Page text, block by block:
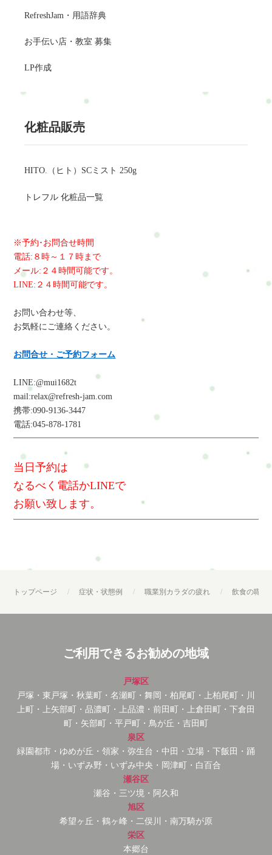
RefreshJam・用語辞典
お手伝い店・教室 募集
LP作成
化粧品販売
HITO.（ヒト）SCミスト 250g
トレフル 化粧品一覧
※予約･お問合せ時間
電話:８時～１７時まで
メール:２４時間可能です。
LINE:２４時間可能です。
お問い合わせ等、
お気軽にご連絡ください。
お問合せ・ご予約フォーム
LINE:@mui1682t
mail:relax@refresh-jam.com
携帯:090-9136-3447
電話:045-878-1781
当日予約は
なるべく電話かLINEで
お願い致します。
トップページ 症状・状態例 職業別カラダの疲れ 飲食の職業
ご利用できるお勧めの地域
戸塚区
戸塚・東戸塚・秋葉町・名瀬町・舞岡・柏尾町・上柏尾町・川
上町・上矢部町・品濃町・上品濃・前田町・上倉田町・下倉田
町・矢部町・平戸町・鳥が丘・吉田町
泉区
緑園都市・ゆめが丘・領家・弥生台・中田・立場・下飯田・踊
場・いずみ野・いずみ中央・岡津町・白百合
瀬谷区
瀬谷・三ツ境・阿久和
旭区
希望ヶ丘・鶴ヶ峰・二俣川・南万騎が原
栄区
本郷台